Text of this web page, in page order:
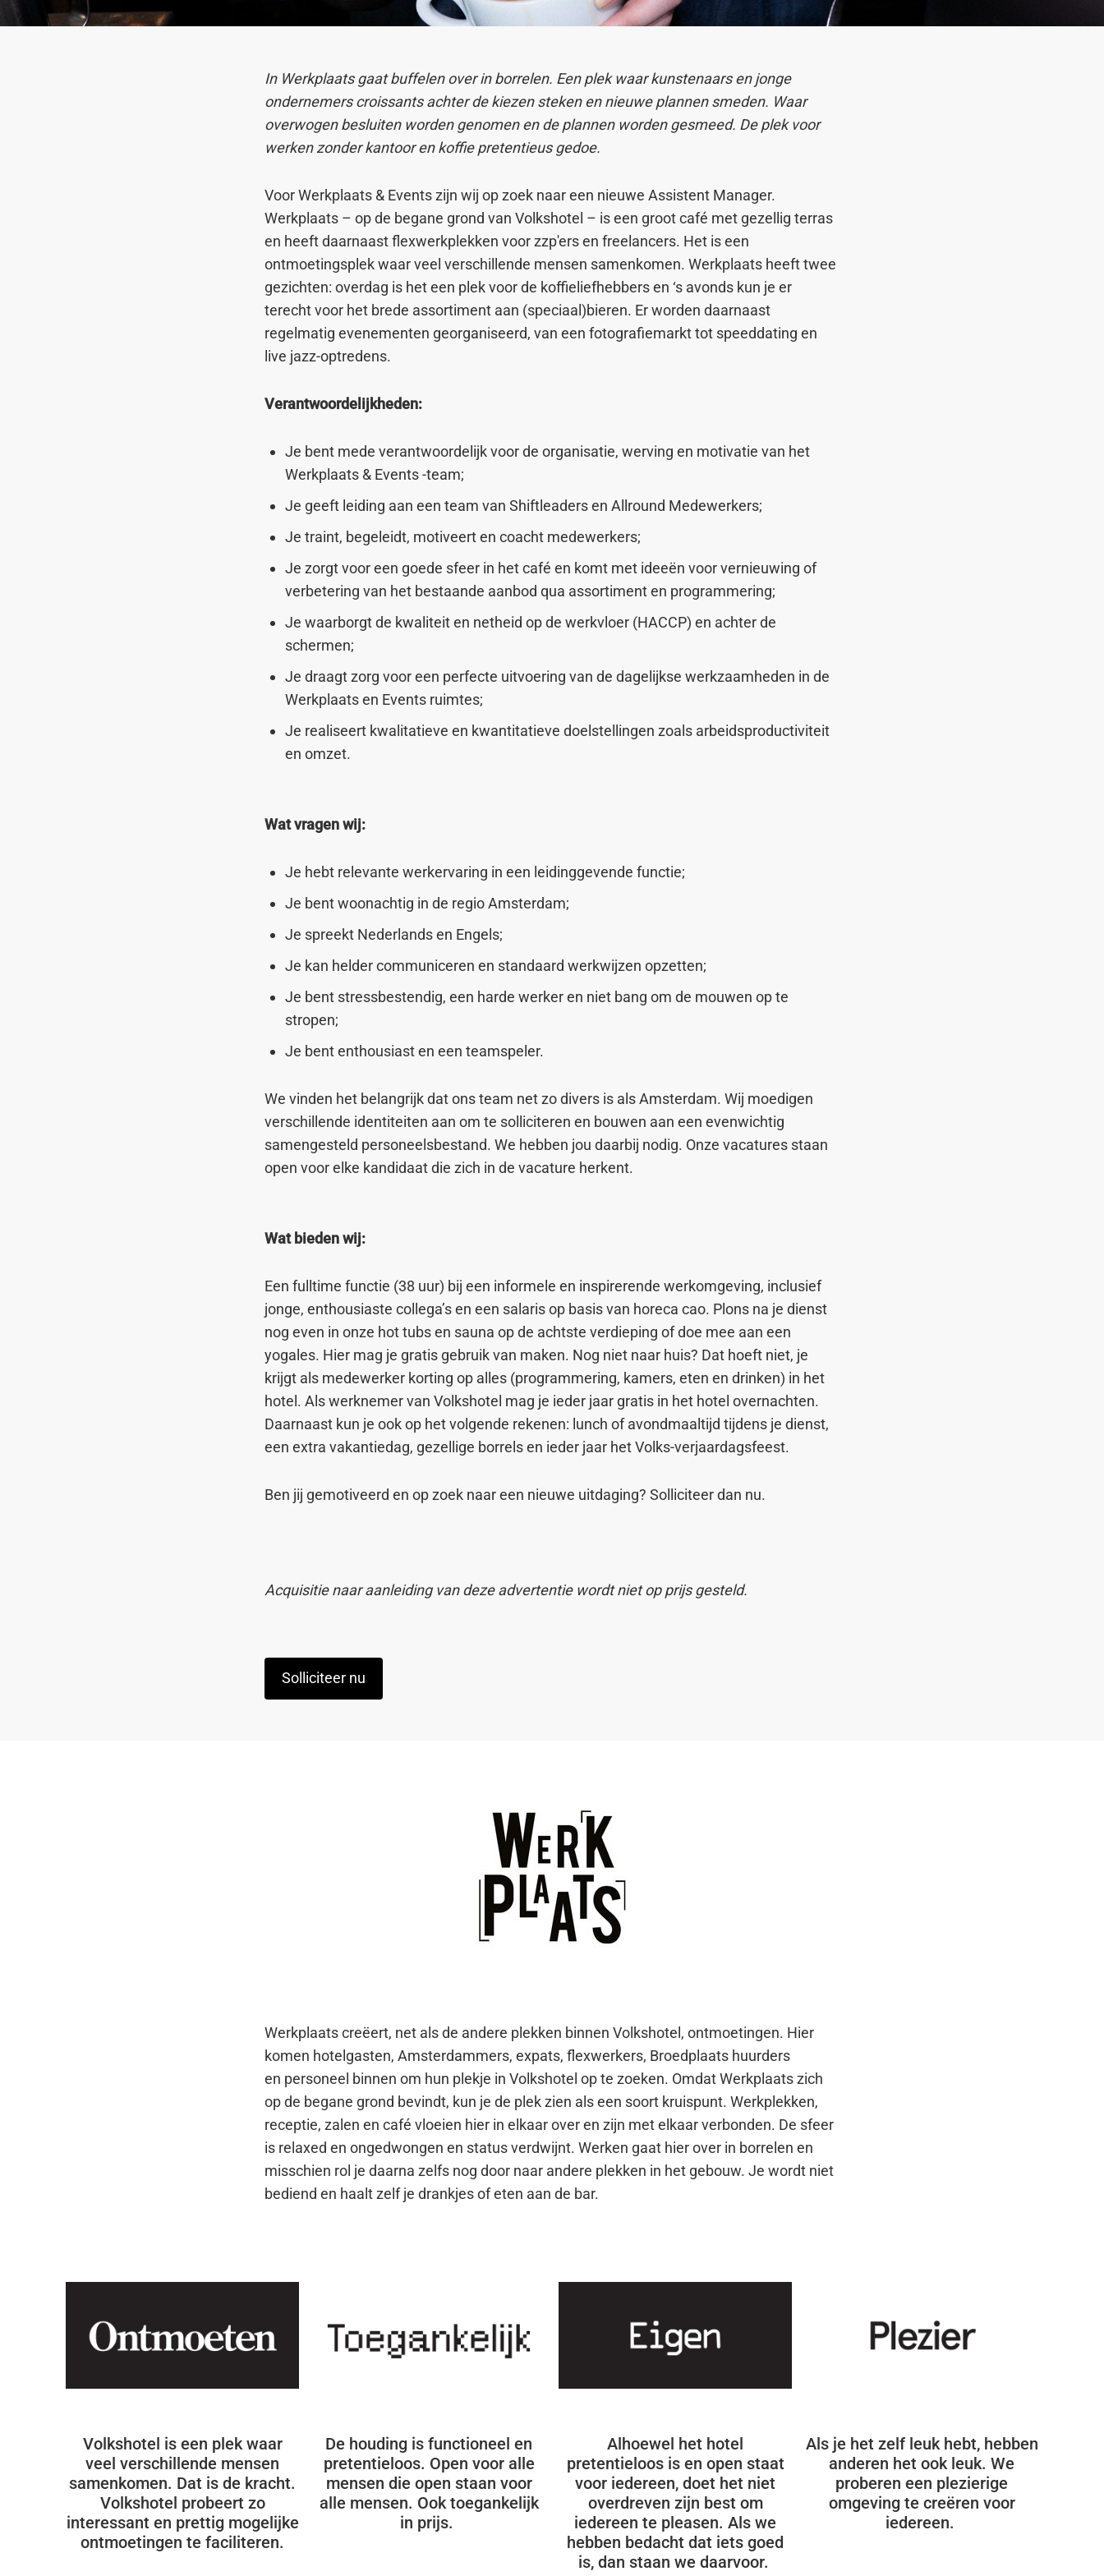
In Werkplaats gaat buffelen over in borrelen. Een plek waar kunstenaars en jonge
ondernemers croissants achter de kiezen steken en nieuwe plannen smeden. Waar
overwogen besluiten worden genomen en de plannen worden gesmeed. De plek voor
werken zonder kantoor en koffie pretentieus gedoe.
Voor Werkplaats & Events zijn wij op zoek naar een nieuwe Assistent Manager.
Werkplaats – op de begane grond van Volkshotel – is een groot café met gezellig terras
en heeft daarnaast flexwerkplekken voor zzp'ers en freelancers. Het is een
ontmoetingsplek waar veel verschillende mensen samenkomen. Werkplaats heeft twee
gezichten: overdag is het een plek voor de koffieliefhebbers en ‘s avonds kun je er
terecht voor het brede assortiment aan (speciaal)bieren. Er worden daarnaast
regelmatig evenementen georganiseerd, van een fotografiemarkt tot speeddating en
live jazz-optredens.
Verantwoordelijkheden:
Je bent mede verantwoordelijk voor de organisatie, werving en motivatie van het
Werkplaats & Events -team;
Je geeft leiding aan een team van Shiftleaders en Allround Medewerkers;
Je traint, begeleidt, motiveert en coacht medewerkers;
Je zorgt voor een goede sfeer in het café en komt met ideeën voor vernieuwing of
verbetering van het bestaande aanbod qua assortiment en programmering;
Je waarborgt de kwaliteit en netheid op de werkvloer (HACCP) en achter de
schermen;
Je draagt zorg voor een perfecte uitvoering van de dagelijkse werkzaamheden in de
Werkplaats en Events ruimtes;
Je realiseert kwalitatieve en kwantitatieve doelstellingen zoals arbeidsproductiviteit
en omzet.
Wat vragen wij:
Je hebt relevante werkervaring in een leidinggevende functie;
Je bent woonachtig in de regio Amsterdam;
Je spreekt Nederlands en Engels;
Je kan helder communiceren en standaard werkwijzen opzetten;
Je bent stressbestendig, een harde werker en niet bang om de mouwen op te
stropen;
Je bent enthousiast en een teamspeler.
We vinden het belangrijk dat ons team net zo divers is als Amsterdam. Wij moedigen
verschillende identiteiten aan om te solliciteren en bouwen aan een evenwichtig
samengesteld personeelsbestand. We hebben jou daarbij nodig. Onze vacatures staan
open voor elke kandidaat die zich in de vacature herkent.
Wat bieden wij:
Een fulltime functie (38 uur) bij een informele en inspirerende werkomgeving, inclusief
jonge, enthousiaste collega’s en een salaris op basis van horeca cao. Plons na je dienst
nog even in onze hot tubs en sauna op de achtste verdieping of doe mee aan een
yogales. Hier mag je gratis gebruik van maken. Nog niet naar huis? Dat hoeft niet, je
krijgt als medewerker korting op alles (programmering, kamers, eten en drinken) in het
hotel. Als werknemer van Volkshotel mag je ieder jaar gratis in het hotel overnachten.
Daarnaast kun je ook op het volgende rekenen: lunch of avondmaaltijd tijdens je dienst,
een extra vakantiedag, gezellige borrels en ieder jaar het Volks-verjaardagsfeest.
Ben jij gemotiveerd en op zoek naar een nieuwe uitdaging? Solliciteer dan nu.
Acquisitie naar aanleiding van deze advertentie wordt niet op prijs gesteld.
Solliciteer nu
Werkplaats creëert, net als de andere plekken binnen Volkshotel, ontmoetingen. Hier
komen hotelgasten, Amsterdammers, expats, flexwerkers, Broedplaats huurders
en personeel binnen om hun plekje in Volkshotel op te zoeken. Omdat Werkplaats zich
op de begane grond bevindt, kun je de plek zien alseen soort kruispunt. Werkplekken,
receptie, zalen en café vloeien hier in elkaar over en zijn met elkaar verbonden. De sfeer
is relaxed en ongedwongen en status verdwijnt. Werken gaat hier over in borrelen en
misschien rol je daarna zelfs nog door naar andere plekken in het gebouw. Je wordt niet
bediend en haaltzelf je drankjes of eten aan de bar.
Volkshotel is een plek waar
veel verschillende mensen
samenkomen. Dat is de kracht.
Volkshotel probeert zo
interessant en prettig mogelijke
ontmoetingen te faciliteren.
De houding is functioneel en
pretentieloos. Open voor alle
mensen die open staan voor
alle mensen. Ook toegankelijk
in prijs.
Alhoewel het hotel
pretentieloos is en open staat
voor iedereen, doet het niet
overdreven zijn best om
iedereen te pleasen. Als we
hebben bedacht dat iets goed
is, dan staan we daarvoor.
Als je het zelf leuk hebt, hebben
anderen het ook leuk. We
proberen een plezierige
omgeving te creëren voor
iedereen.